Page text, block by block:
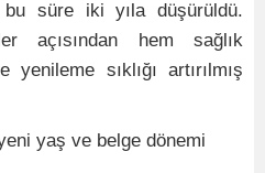
süre iki yıla düşürüldü.
açısından hem sağlık
sıklığı artırılmış
yaş ve belge dönemi